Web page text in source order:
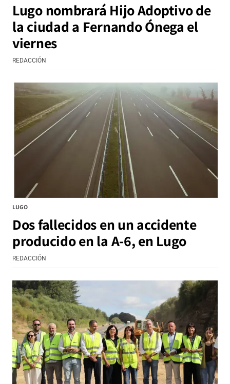
Lugo nombrará Hijo Adoptivo de
la ciudad a Fernando Ónega el
viernes
REDACCIÓN
LUGO
Dos fallecidos en un accidente
producido en la A-6, en Lugo
REDACCIÓN